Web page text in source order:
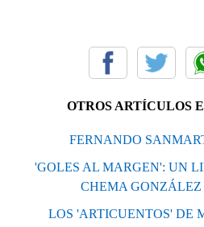
OTROS ARTÍCULOS
FERNANDO
'GOLES AL MARGEN': UN
CHEMA GONZÁLEZ
LOS 'ARTICUENTOS' DE